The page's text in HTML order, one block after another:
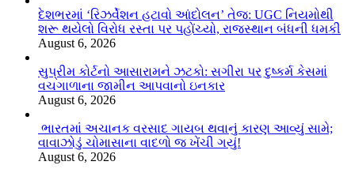
દેશભરમાં ‘રિઝર્વેશન હટાવો આંદોલન’ તેજ: UGC નિયમોથી
શરૂ થયેલો વિરોધ રસ્તા પર પહોંચ્યો, રાજસ્થાન બંધની ધમકી
August 6, 2026
સુપ્રીમ કોર્ટનો આસારામને ઝટકો: સગીરા પર દુષ્કર્મ કેસમાં
વચગાળાના જામીન આપવાનો ઇનકાર
August 6, 2026
ભારતમાં અચાનક વરસાદ ગાયબ થવાનું કારણ આવ્યું સામે;
વાવાઝોડું ચોમાસાના વાદળો જ ખેંચી ગયું!
August 6, 2026